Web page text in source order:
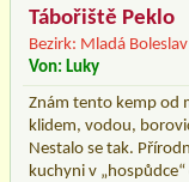
Tábořiště Peklo
Bezirk: Mladá Boleslav
Von: Luky
Znám tento kemp od
klidem, vodou,
Nestalo se tak.
kuchyni v